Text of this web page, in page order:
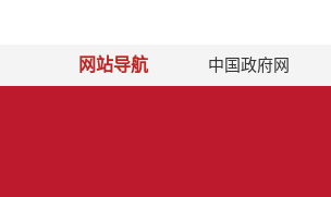
网站导航 中国政府网